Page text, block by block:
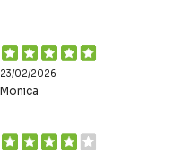
23/02/2026
Monica